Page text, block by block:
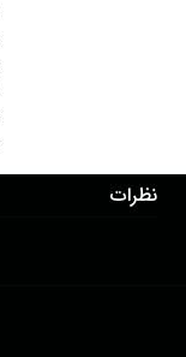
نظرات